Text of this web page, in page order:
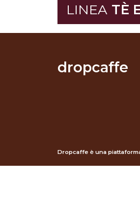
LINEA TÈ
dropcaffe
Dropcaffe è una piattaforma